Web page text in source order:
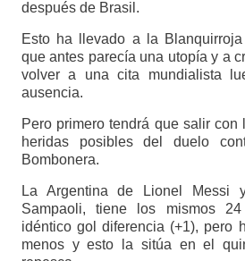
después de Brasil.
Esto ha llevado a la
que antes parecía una utopía y a
volver a una cita mundialista
ausencia.
Pero primero tendrá que salir con
heridas posibles del duelo
Bombonera.
La Argentina de Lionel Messi
Sampaoli, tiene los mismos
idéntico gol diferencia (+1), pero
menos y esto la sitúa en el